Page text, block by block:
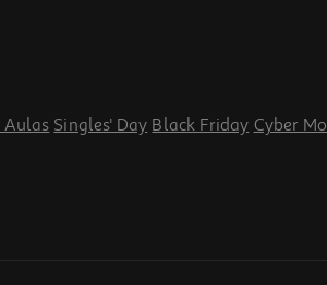
Aulas Singles' Day Black Friday Cyber